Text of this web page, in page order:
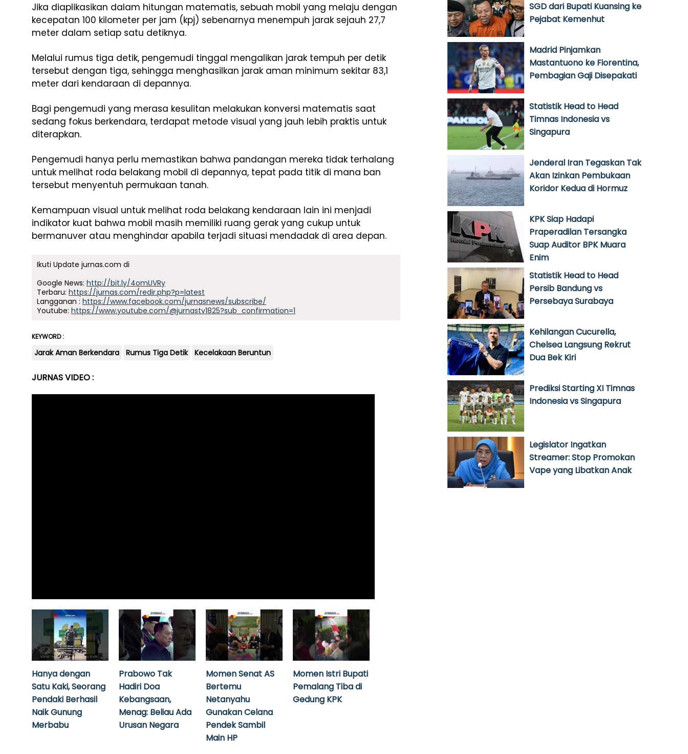
Jika diaplikasikan dalam hitungan matematis, sebuah mobil yang melaju dengan
kecepatan 100 kilometer per jam (kpj) sebenarnya menempuh jarak sejauh 27,7
meter dalam setiap satu detiknya.
Melalui rumus tiga detik, pengemudi tinggal mengalikan jarak tempuh per detik
tersebut dengan tiga, sehingga menghasilkan jarak aman minimum sekitar 83,1
meter dari kendaraan di depannya.
Bagi pengemudi yang merasa kesulitan melakukan konversi matematis saat
sedang fokus berkendara, terdapat metode visual yang jauh lebih praktis untuk
diterapkan.
Pengemudi hanya perlu memastikan bahwa pandangan mereka tidak terhalang
untuk melihat roda belakang mobil di depannya, tepat pada titik di mana ban
tersebut menyentuh permukaan tanah.
Kemampuan visual untuk melihat roda belakang kendaraan lain ini menjadi
indikator kuat bahwa mobil masih memiliki ruang gerak yang cukup untuk
bermanuver atau menghindar apabila terjadi situasi mendadak di area depan.
Ikuti Update jurnas.com di
Google News: http://bit.ly/4omUVRy
Terbaru: https://jurnas.com/redir.php?p=latest
Langganan : https://www.facebook.com/jurnasnews/subscribe/
Youtube: https://www.youtube.com/@jurnastv1825?sub_confirmation=1
KEYWORD :
Jarak Aman Berkendara Rumus Tiga Detik Kecelakaan Beruntun
JURNAS VIDEO :
Hanya dengan
Satu Kaki, Seorang
Pendaki Berhasil
Naik Gunung
Merbabu
Prabowo Tak
Hadiri Doa
Kebangsaan,
Menag: Beliau Ada
Urusan Negara
Momen Senat AS
Bertemu
Netanyahu
Gunakan Celana
Pendek Sambil
Main HP
Momen Istri Bupati
Pemalang Tiba di
Gedung KPK
SGD dari Bupati Kuansing ke
Pejabat Kemenhut
Madrid Pinjamkan
Mastantuono ke Fiorentina,
Pembagian Gaji Disepakati
Statistik Head to Head
Timnas Indonesia vs
Singapura
Jenderal Iran Tegaskan Tak
Akan Izinkan Pembukaan
Koridor Kedua di Hormuz
KPK Siap Hadapi
Praperadilan Tersangka
Suap Auditor BPK Muara
Enim
Statistik Head to Head
Persib Bandung vs
Persebaya Surabaya
Kehilangan Cucurella,
Chelsea Langsung Rekrut
Dua Bek Kiri
Prediksi Starting XI Timnas
Indonesia vs Singapura
Legislator Ingatkan
Streamer: Stop Promokan
Vape yang Libatkan Anak